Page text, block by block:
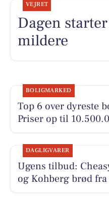
VEJRET
Dagen
mildere
BOLIGMARKED
Top 6 over dyreste
Priser op til
DAGLIGVARER
Ugens tilbud:
og Kohberg brød fra